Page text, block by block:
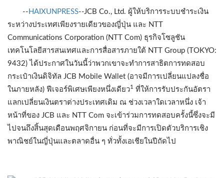
-- HAIXUNPRESS--JCB Co., Ltd. ผู้ให้บริการระบบชำระเงิน
ระหว่างประเทศเพียงรายเดียวของญี่ปุ่น และ NTT
Communications Corporation (NTT Com) ธุรกิจโซลูชัน
เทคโนโลยีสารสนเทศและการสื่อสารภายใต้ NTT Group (TOKYO:
9432) ได้ประกาศในวันนี้ว่าพวกเขาจะทำการสาธิตการทดสอบ
กระเป๋าเงินดิจิทัล JCB Mobile Wallet (อาจมีการเปลี่ยนแปลงชื่อ
ในภายหลัง) ฟีเจอร์พิเศษเพียงหนึ่งเดียว1 ที่ให้การรับประกันอัตรา
แลกเปลี่ยนเงินตราต่างประเทศเดิม ณ ช่วงเวลาใดเวลาหนึ่ง เจ้า
หน้าที่ของ JCB และ NTT Com จะเข้าร่วมการทดสอบครั้งนี้ซึ่งจะมี
ไปจนถึงสิ้นสุดเดือนพฤศจิกายน ก่อนที่จะมีการเปิดตัวบริการเชิง
พาณิชย์ในญี่ปุ่นและตลาดอื่น ๆ ทั่วทั้งเอเชียในปีถัดไป